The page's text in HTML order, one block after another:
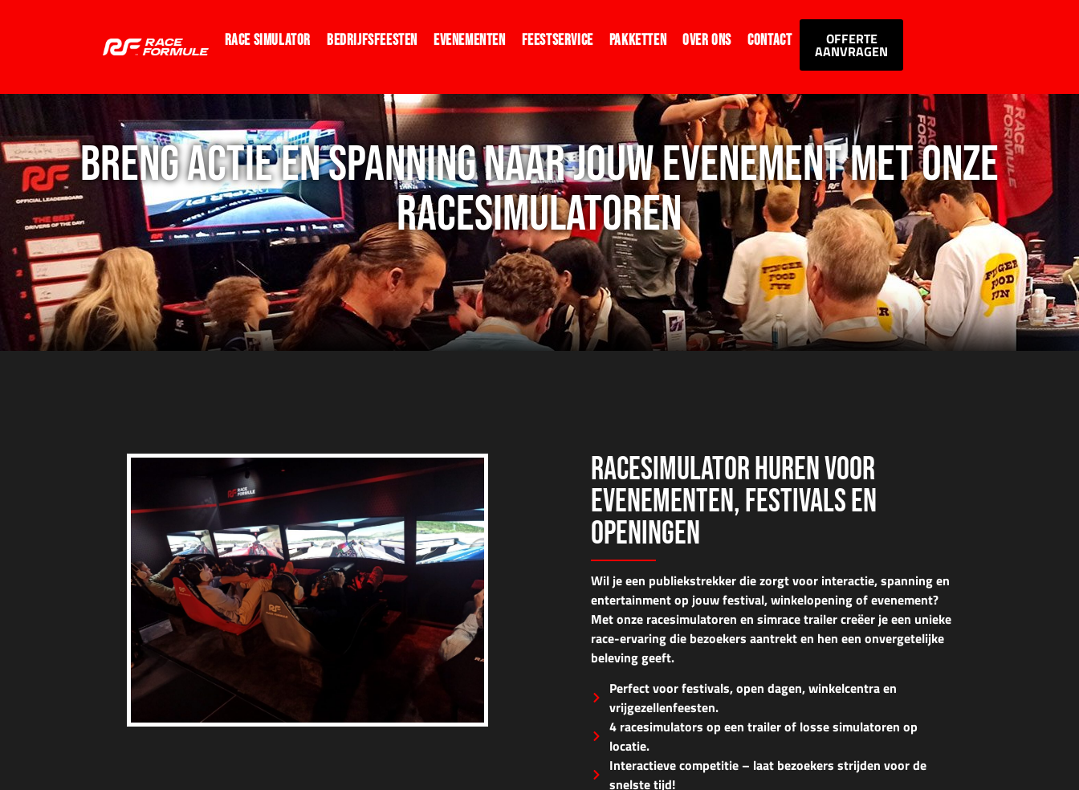
Race Simulator Bedrijfsfeesten Evenementen Feestservice Pakketten Over Ons Contact OFFERTE
AANVRAGEN
BRENG ACTIE EN SPANNING NAAR JOUW EVENEMENT MET ONZE
RACESIMULATOREN
RACESIMULATOR HUREN VOOR
EVENEMENTEN, FESTIVALS EN
OPENINGEN
Wil je een publiekstrekkerdie zorgt voor interactie, spanning en
entertainmentop jouwfestival, winkelopening of evenement?
Met onze racesimulatoren en simrace trailercreëer je een unieke
race-ervaringdie bezoekers aantrekt en hen een onvergetelijke
beleving geeft.
Perfect voor festivals, open dagen, winkelcentra en
vrijgezellenfeesten.
4 racesimulators op een trailer of losse simulatoren op
locatie.
Interactieve competitie – laat bezoekers strijden voor de
snelste tijd!